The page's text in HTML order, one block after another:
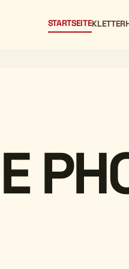
STARTSEITE